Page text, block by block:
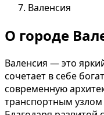
Валенсия
О городе
Валенсия — это
сочетает в себе
современную
транспортным узлом